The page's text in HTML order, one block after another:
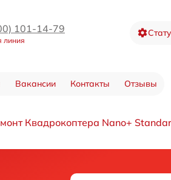
101-14-79
линия
Вакансии Контакты Отзывы
Квадрокоптера Nano+